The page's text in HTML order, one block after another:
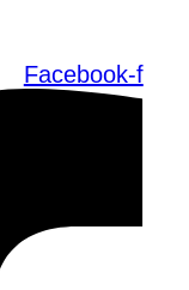
Facebook-f